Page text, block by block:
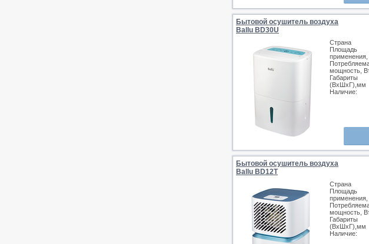
Бытовой осушитель воздуха
Ballu BD30U
Страна
Площадь
применения,
мощность,
Габариты
(ВхШхГ),мм
Наличие:
Бытовой осушитель воздуха
Ballu BD12T
Страна
Площадь
применения,
мощность,
Габариты
(ВхШхГ),мм
Наличие: